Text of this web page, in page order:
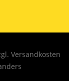
Versandkosten